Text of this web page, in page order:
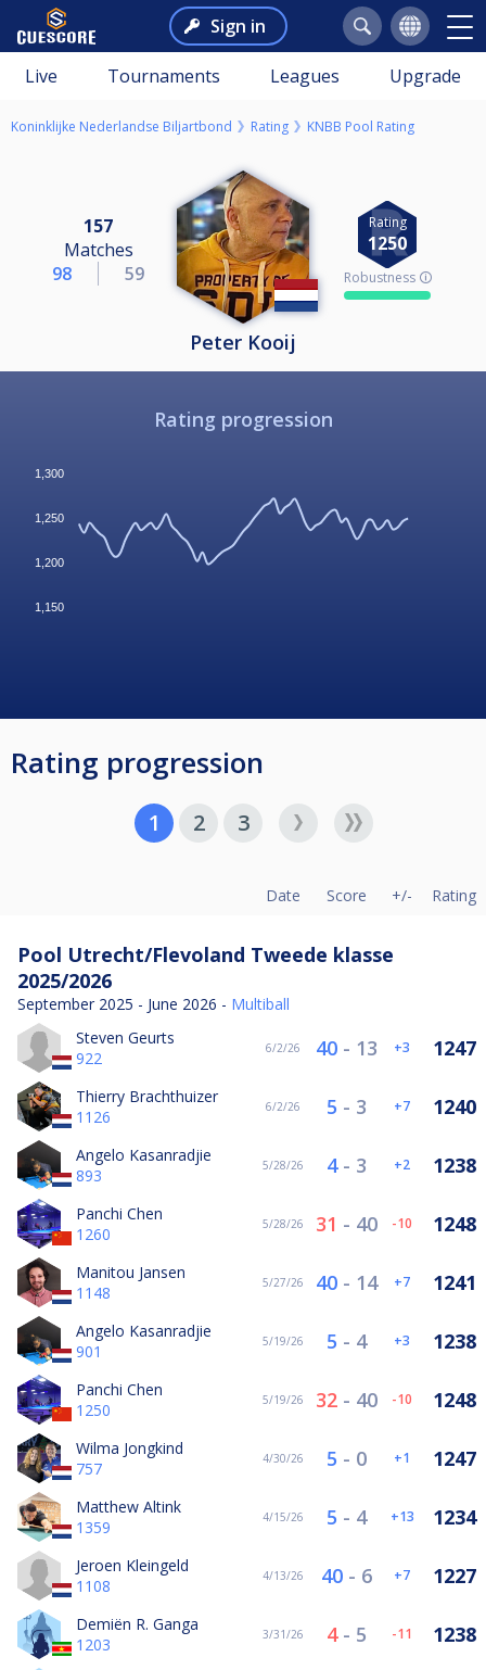
Sign in
Live Tournaments Leagues Upgrade
Koninklijke Nederlandse Biljartbond Rating KNBB Pool Rating
157
Matches
98
59
Rating
1250
Robustness 🛈
Peter Kooij
Rating progression
1,150
1,200
1,250
1,300
Rating progression
1 2 3
Date Score +/- Rating
Pool Utrecht/Flevoland Tweede klasse
2025/2026
September 2025 - June 2026 - Multiball
Steven Geurts
922
6/2/26 40 - 13 3 1247
Thierry Brachthuizer
1126
6/2/26 5 - 3 7 1240
Angelo Kasanradjie
893
5/28/26 4- 3 2 1238
Panchi Chen
1260
5/28/26 31 - 40 -10 1248
Manitou Jansen
1148
5/27/26 40 - 14 7 1241
Angelo Kasanradjie
901
5/19/26 5 - 4 3 1238
Panchi Chen
1250
5/19/26 32 - 40 -10 1248
Wilma Jongkind
757
4/30/26 5 - 0 1 1247
Matthew Altink
1359
4/15/26 5 - 4 13 1234
Jeroen Kleingeld
1108
4/13/26 40 - 6 7 1227
Demiën R. Ganga
1203
3/31/26 4- 5 -11 1238